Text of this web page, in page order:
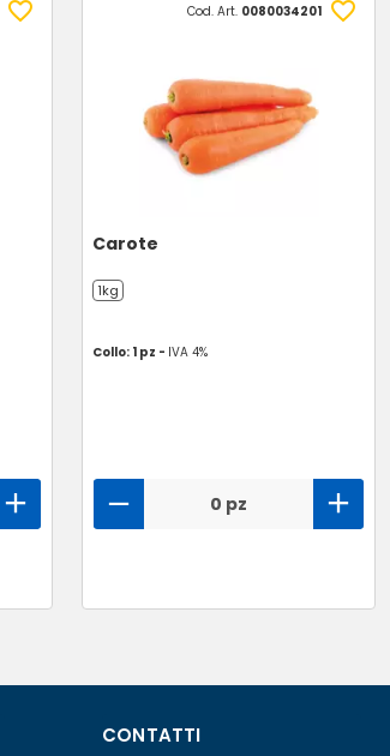
Cod. Art. 0080034201
Carote
1kg
Collo: 1 pz - IVA 4%
0 pz
CONTATTI